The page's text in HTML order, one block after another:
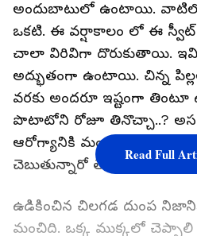
అందుబాటులో ఉంటాయి.
ఒకటి. ఈ వర్షాకాలం లో ఈ
చాలా విరివిగా దొరుకుతాయి.
అద్భుతంగా ఉంటాయి. చిన్న
వరకు అందరూ ఇష్టంగా
పొటాటోని రోజూ తినొచ్చా..?
ఆరోగ్యానికి మంచిదేనా? దీని
చెబుతున్నారో తెలుసుకుందాం...
ఉడికించిన చిలగడ దుంప
మంచిది. ఒక్క ముక్కలో చెప్పాలి
Read Full